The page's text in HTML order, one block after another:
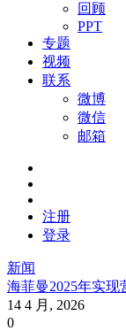
回顾
PPT
专题
视频
联系
微博
微信
邮箱
注册
登录
新闻
海菲曼2025年实现
14 4 月, 2026
0